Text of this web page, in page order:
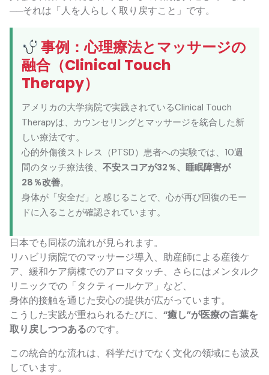
──それは「人を人らしく取り戻すこと」です。
事例：心理療法とマッサージの
融合（Clinical Touch
Therapy）
アメリカの大学病院で実践されているClinical Touch
Therapyは、カウンセリングとマッサージを統合した新
しい療法です。
心的外傷後ストレス（PTSD）患者への実験では、10週
間のタッチ療法後、 不安スコアが32％、睡眠障害が
28％改善。
身体が「安全だ」と感じることで、心が再び回復のモー
ドに入ることが確認されています。
日本でも同様の流れが見られます。
リハビリ病院でのマッサージ導入、助産師による産後ケ
ア、緩和ケア病棟でのアロマタッチ、さらにはメンタルク
リニックでの「タクティールケア」など、
身体的接触を通じた安心の提供が広がっています。
こうした実践が重ねられるたびに、 “癒し”が医療の言葉を
取り戻しつつあるのです。
この統合的な流れは、科学だけでなく文化の領域にも波及
しています。